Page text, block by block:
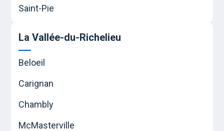
Saint-Pie
La Vallée-du-Richelieu
Beloeil
Carignan
Chambly
McMasterville